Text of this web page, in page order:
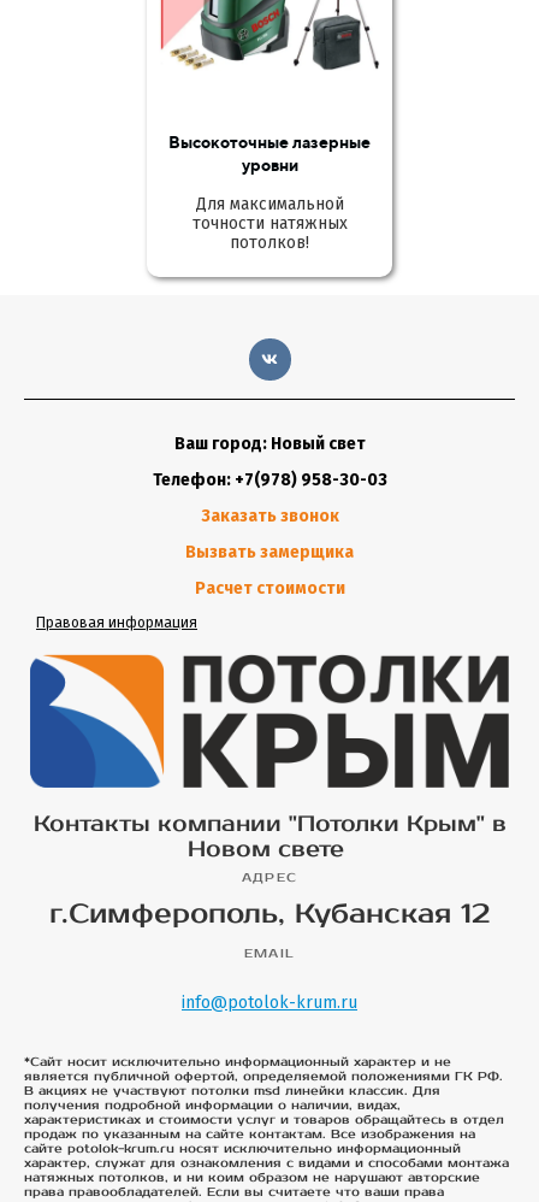
Высокоточные лазерные
уровни
Для максимальной
точности натяжных
потолков!
Ваш город: Новый свет
Телефон: +7(978) 958-30-03
Заказать звонок
Вызвать замерщика
Расчет стоимости
Правовая информация
Контакты компании "Потолки Крым" в
Новом свете
АДРЕС
г.Симферополь, Кубанская 12
EMAIL
info@potolok-krum.ru
*Сайт носит исключительно информационный характер и не
является публичной офертой, определяемой положениями ГК РФ.
В акциях не участвуют потолки msd линейки классик. Для
получения подробной информации о наличии, видах,
характеристиках и стоимости услуг и товаров обращайтесь в отдел
продаж по указанным на сайте контактам. Все изображения на
сайте potolok-krum.ru носят исключительно информационный
характер, служат для ознакомления с видами и способами монтажа
натяжных потолков, и ни коим образом не нарушают авторские
права правообладателей. Если вы считаете что ваши права